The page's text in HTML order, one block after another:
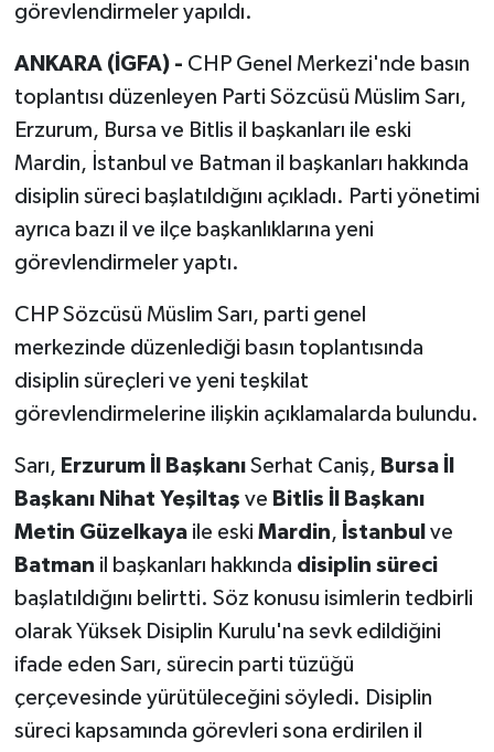
görevlendirmeler yapıldı.
ANKARA (İGFA) - CHP Genel Merkezi'nde basın
toplantısı düzenleyen Parti Sözcüsü Müslim Sarı,
Erzurum, Bursa ve Bitlis il başkanları ile eski
Mardin, İstanbul ve Batman il başkanları hakkında
disiplin süreci başlatıldığını açıkladı. Parti yönetimi
ayrıca bazı il ve ilçe başkanlıklarına yeni
görevlendirmeler yaptı.
CHP Sözcüsü Müslim Sarı, parti genel
merkezinde düzenlediği basın toplantısında
disiplin süreçleri ve yeni teşkilat
görevlendirmelerine ilişkin açıklamalarda bulundu.
Sarı, Erzurum İl Başkanı Serhat Caniş, Bursa İl
Başkanı Nihat Yeşiltaş ve Bitlis İl Başkanı
Metin Güzelkaya ile eski Mardin, İstanbul ve
Batman il başkanları hakkında disiplin süreci
başlatıldığını belirtti. Söz konusu isimlerin tedbirli
olarak Yüksek Disiplin Kurulu'na sevk edildiğini
ifade eden Sarı, sürecin parti tüzüğü
çerçevesinde yürütüleceğini söyledi. Disiplin
süreci kapsamında görevleri sona erdirilen il